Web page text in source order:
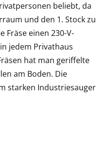
beliebt, da
und den 1. Stock zu
Fräse einen 230-V-
jedem Privathaus
hat man geriffelte
am Boden. Die
starken Industriesauger